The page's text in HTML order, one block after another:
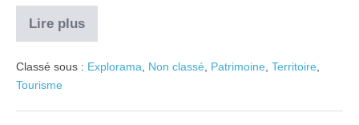
Lire plus
Classé sous : Explorama Non classé Patrimoine Territoire
Tourisme